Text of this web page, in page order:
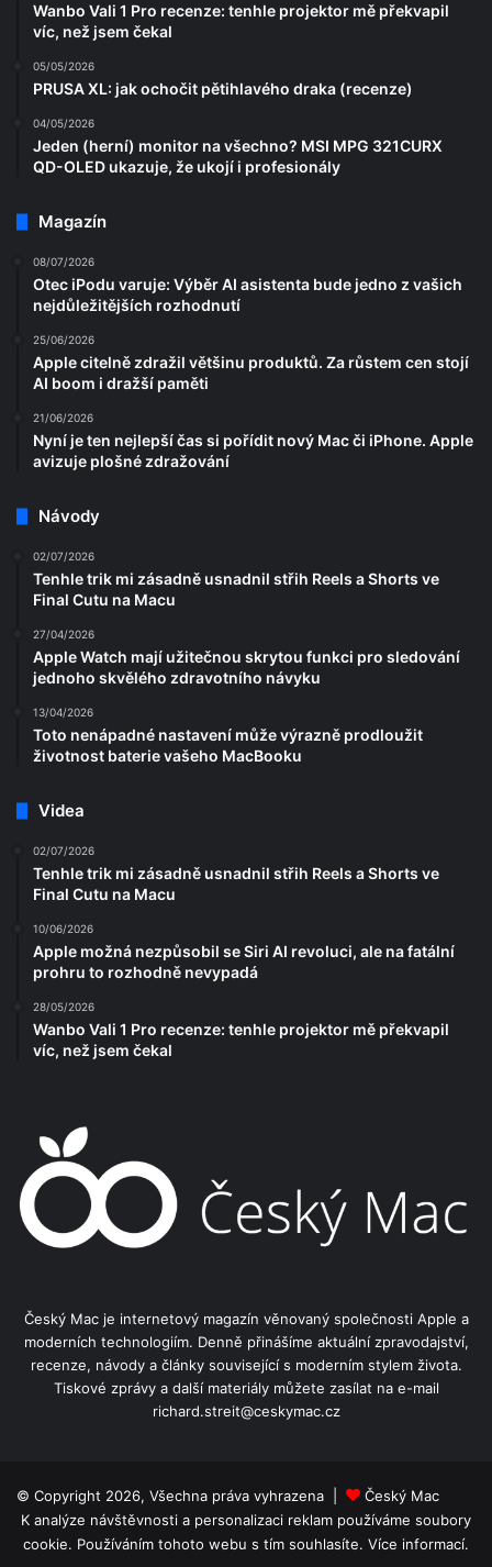
Wanbo Vali 1 Pro recenze: tenhle projektor mě překvapil
víc, než jsem čekal
05/05/2026
PRUSA XL: jak ochočit pětihlavého draka (recenze)
04/05/2026
Jeden (herní) monitor na všechno? MSI MPG 321CURX
QD-OLED ukazuje, že ukojí i profesionály
Magazín
08/07/2026
Otec iPodu varuje: Výběr AI asistenta bude jedno z vašich
nejdůležitějších rozhodnutí
25/06/2026
Apple citelně zdražil většinu produktů. Za růstem cen stojí
AI boom i dražší paměti
21/06/2026
Nyní je ten nejlepší čas si pořídit nový Mac či iPhone. Apple
avizuje plošné zdražování
Návody
02/07/2026
Tenhle trik mi zásadně usnadnil střih Reels a Shorts ve
Final Cutu na Macu
27/04/2026
Apple Watch mají užitečnou skrytou funkci pro sledování
jednoho skvělého zdravotního návyku
13/04/2026
Toto nenápadné nastavení může výrazně prodloužit
životnost baterie vašeho MacBooku
Videa
02/07/2026
Tenhle trik mi zásadně usnadnil střih Reels a Shorts ve
Final Cutu na Macu
10/06/2026
Apple možná nezpůsobil se Siri AI revoluci, ale na fatální
prohru to rozhodně nevypadá
28/05/2026
Wanbo Vali 1 Pro recenze: tenhle projektor mě překvapil
víc, než jsem čekal
Český Mac je internetový magazín věnovaný společnosti Apple a
moderních technologiím. Denně přinášíme aktuální zpravodajství,
recenze, návody a články související s moderním stylem života.
Tiskové zprávy a další materiály můžete zasílat na e-mail
richard.streit@ceskymac.cz
© Copyright 2026, Všechna práva vyhrazena |
Český Mac
K analýze návštěvnosti a personalizaci reklam používáme soubory
cookie. Používáním tohoto webu s tím souhlasíte. Více informací.